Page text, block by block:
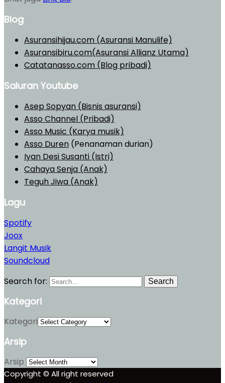
Blog
Asuransihijau.com (Asuransi Manulife)
Asuransibiru.com(Asuransi Allianz Utama)
Catatanasso.com (Blog pribadi)
Saluran Youtube
Asep Sopyan (Bisnis asuransi)
Asso Channel (Pribadi)
Asso Music (Karya musik)
Asso Duren (Penanaman durian)
Iyan Desi Susanti (Istri)
Cahaya Senja (Anak)
Teguh Jiwa (Anak)
Lagu
Spotify
Joox
Langit Musik
Soundcloud
Search for:
Search
Kategori
Kategori
Arsip
Arsip
Copyright © All right reserved